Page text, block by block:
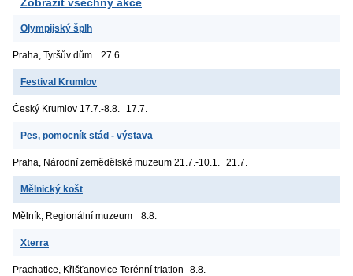
Olympijský šplh
Praha, Tyršův dům 27.6.
Festival Krumlov
Český Krumlov 17.7.-8.8. 17.7.
Pes, pomocník stád - výstava
Praha, Národní zemědělské muzeum 21.7.-10.1. 21.7.
Mělnický košt
Mělník, Regionální muzeum 8.8.
Xterra
Prachatice, Křišťanovice Terénní triatlon 8.8.